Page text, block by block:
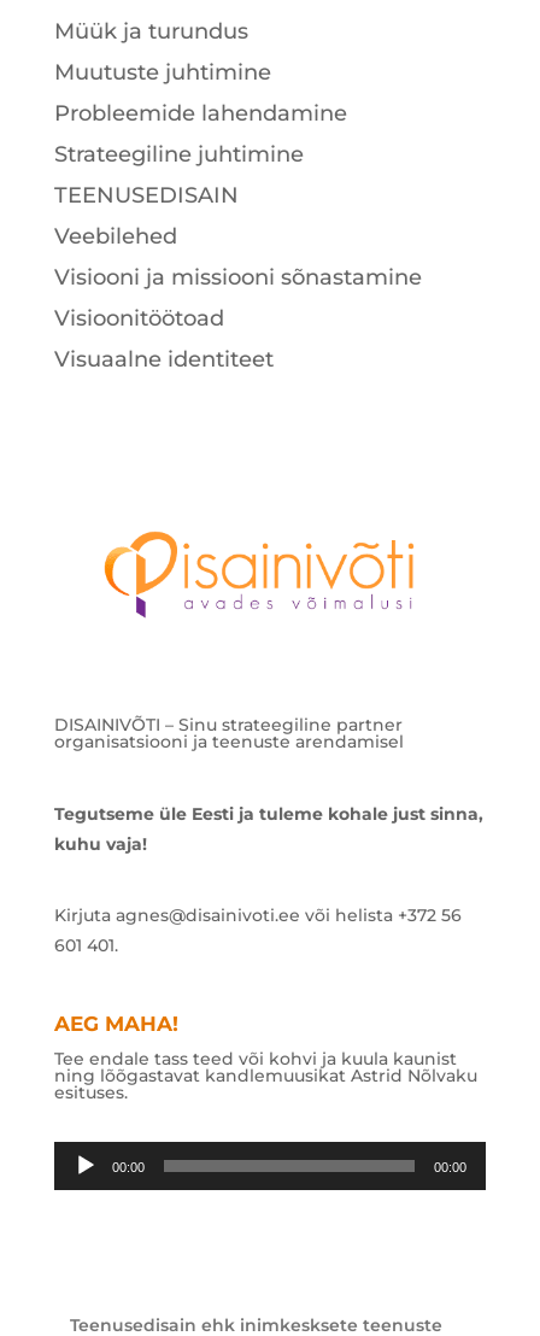
Müük ja turundus
Muutuste juhtimine
Probleemide lahendamine
Strateegiline juhtimine
TEENUSEDISAIN
Veebilehed
Visiooni ja missiooni sõnastamine
Visioonitöötoad
Visuaalne identiteet
DISAINIVÕTI – Sinu strateegiline partner
organisatsiooni ja teenuste arendamisel
Tegutseme üle Eesti ja tuleme kohale just sinna,
kuhu vaja!
Kirjuta agnes@disainivoti.ee või helista +372 56
601 401.
AEG MAHA!
Tee endale tass teed või kohvi ja kuula kaunist
ning lõõgastavat kandlemuusikat Astrid Nõlvaku
esituses.
Audioesitaja
00:00 00:00
Teenusedisain ehk inimkesksete teenuste